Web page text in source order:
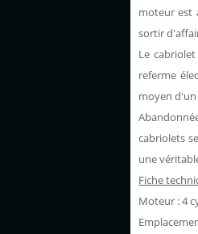
moteur est
sortir
Le
referme
moyen
cabriolets
une
Fiche
Moteur : 4